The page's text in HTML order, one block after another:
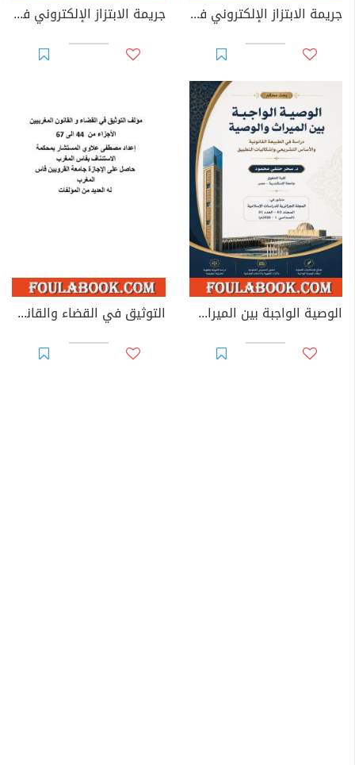
جريمة الابتزاز الإلكتروني في القوانين العربية جريمة الابتزاز الإلكتروني في القانون الجزائري
الوصية الواجبة بين الميراث والوصية: دراسة في الطبيعة القانونية والأساس التشريعي وإشكاليات التطبيق التوثيق في القضاء والقانون المغربيين - الأجزاء من 44 إلى 67